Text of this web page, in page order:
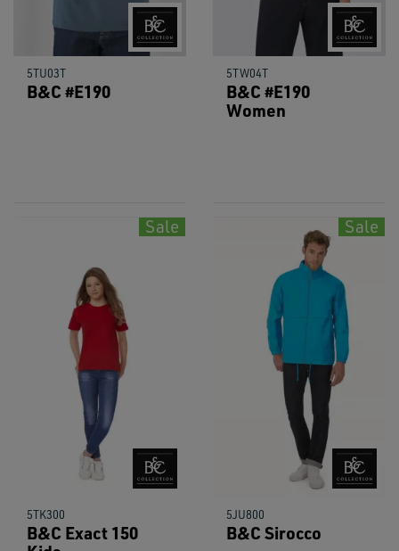
5TU03T
B&C #E190
5TW04T
B&C #E190
Women
Sale
5TK300
B&C Exact 150
Sale
5JU800
B&C Sirocco